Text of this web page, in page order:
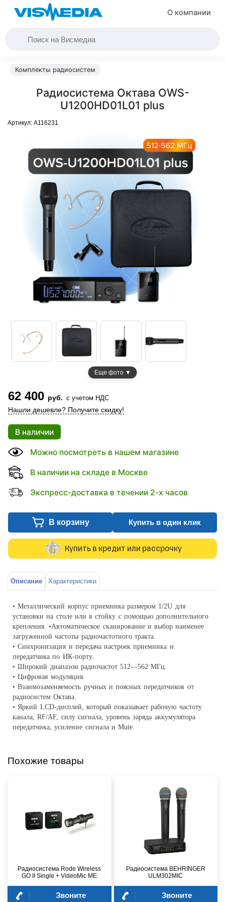
О компании
Комплекты радиосистем
Радиосистема Октава OWS-
U1200HD01L01 plus
Артикул: A116231
Еще фото ▼
62 400 руб. с учетом НДС
Нашли дешевле? Получите скидку!
В наличии
Можно посмотреть в нашем магазине
В наличии на складе в Москве
Экспресс-доставка в течении 2-х часов
В корзину Купить в один клик
Купить в кредит или рассрочку
Описание Характеристики
• Металлический корпус приемника размером 1/2U для
установки на столе или в стойку с помощью дополнительного
крепления. •Автоматическое сканирование и выбор наименее
загруженной частоты радиочастотного тракта.
• Синхронизация и передача настроек приемника и
передатчика по ИК-порту.
• Широкий диапазон радиочастот 512—562 МГц.
• Цифровая модуляция.
• Взаимозаменяемость ручных и поясных передатчиков от
радиосистем Октава.
• Яркий LCD-дисплей, который показывает рабочую частоту
канала, RF/AF, силу сигнала, уровень заряда аккумулятора
передатчика, усиление сигнала и Mute.
Похожие товары
Радиосистема Rode Wireless
GO II Single + VideoMic ME
Звоните
Радиосистема BEHRINGER
ULM302MIC
Звоните